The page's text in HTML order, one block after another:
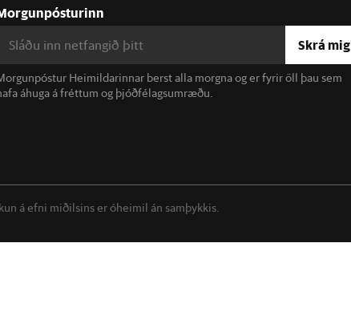
Skrá mig
Heimildarinnar berst alla morgna og er fyrir öll þau sem
áhuga á fréttum og þjóðfélagsumræðu.
á efni miðilsins er óheimil án samþykkis.